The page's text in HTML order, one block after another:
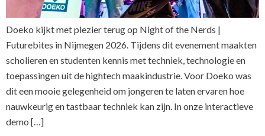
Doeko kijkt met plezier terug op Night of the Nerds |
Futurebites in Nijmegen 2026. Tijdens dit evenement maakten
scholieren en studenten kennis met techniek, technologie en
toepassingen uit de hightech maakindustrie. Voor Doeko was
dit een mooie gelegenheid om jongeren te laten ervaren hoe
nauwkeurig en tastbaar techniek kan zijn. In onze interactieve
demo […]